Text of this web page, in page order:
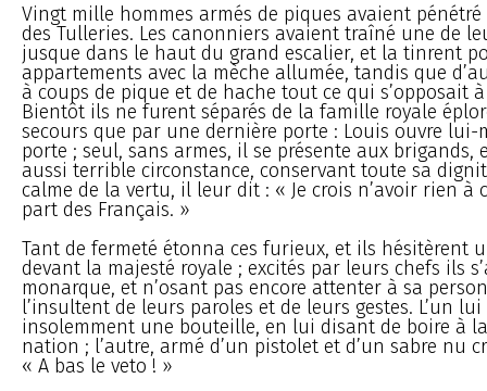
Vingt mille hommes armés de piques avaient
des Tulleries. Les canonniers avaient traîné une de
jusque dans le haut du grand escalier, et la tinrent
appartements avec la mèche allumée, tandis que
à coups de pique et de hache tout ce qui s’opposait
Bientôt ils ne furent séparés de la famille royale
secours que par une dernière porte : Louis ouvre lui-
porte ; seul, sans armes, il se présente aux brigands,
aussi terrible circonstance, conservant toute sa
calme de la vertu, il leur dit : « Je crois n’avoir rien à
part des Français. »
Tant de fermeté étonna ces furieux, et ils hésitèrent
devant la majesté royale ; excités par leurs chefs ils
monarque, et n’osant pas encore attenter à sa
l’insultent de leurs paroles et de leurs gestes. L’un
insolemment une bouteille, en lui disant de boire à
nation ; l’autre, armé d’un pistolet et d’un sabre nu
« A bas le veto ! »